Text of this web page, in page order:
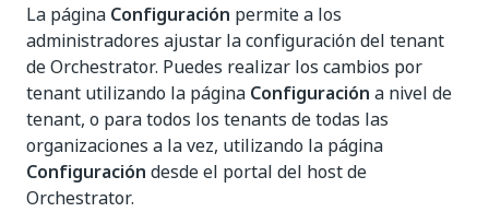
La página Configuración permite a los
administradores ajustar la configuración del tenant
de Orchestrator. Puedes realizar los cambios por
tenant utilizando la página Configuración a nivel de
tenant, o para todos los tenants de todas las
organizaciones a la vez, utilizando la página
Configuración desde el portal del host de
Orchestrator.